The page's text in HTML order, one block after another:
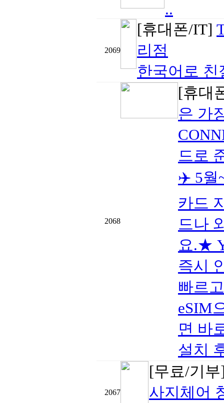
..
2069
[휴대폰/IT]
리점
한국어로 친
2068
[휴대
은 가
드로
✈️ 5월
카드
드나
요.★
즉시
빠르
eSIM
면 바
설치
2067
[무료/기
사지체어